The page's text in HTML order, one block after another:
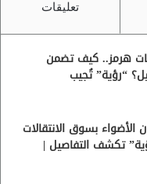
تعليقات
هرمز.. كيف تضمن
“رؤية” تُجيب
الأضواء بسوق الانتقالات
2026.. “رؤية” تكشف التفاصيل |